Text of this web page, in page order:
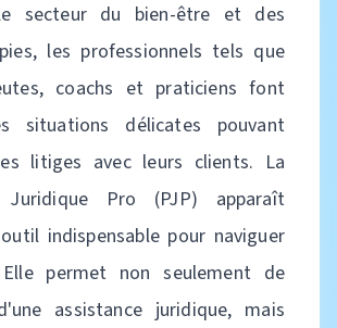
secteur du bien-être et des
les professionnels tels que
coachs et praticiens font
situations délicates pouvant
litiges avec leurs clients. La
Juridique Pro (PJP) apparaît
indispensable pour naviguer
permet non seulement de
assistance juridique, mais